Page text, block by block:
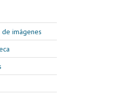
de imágenes